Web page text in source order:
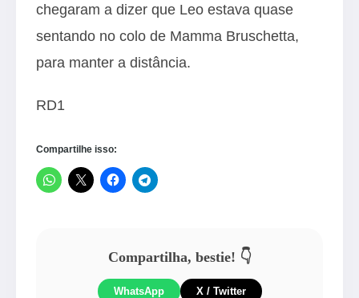
chegaram a dizer que Leo estava quase
sentando no colo de Mamma Bruschetta,
para manter a distância.
RD1
Compartilhe isso:
Compartilha, bestie! 👇
WhatsApp X / Twitter